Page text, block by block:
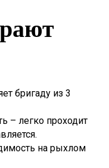
бригаду из 3
– легко проходит
на рыхлом